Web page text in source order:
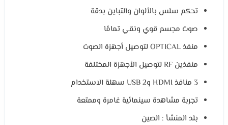
تحكم سلس بالألوان والتباين بدقة
صوت مجسم قوي ونقي تمامًا
منفذ OPTICAL لتوصيل أجهزة الصوت
منفذين RF لتوصيل الأجهزة المختلفة
3 منافذ HDMI و2 USB سهلة الاستخدام
تجربة مشاهدة سينمائية غامرة وممتعة
بلد المنشأ : الصين